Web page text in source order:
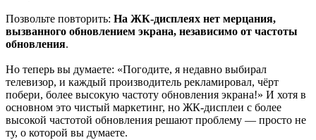
Позвольте повторить: На ЖК-дисплеях нет мерцания,
вызванного обновлением экрана, независимо от частоты
обновления.
Но теперь вы думаете: «Погодите, я недавно выбирал
телевизор, и каждый производитель рекламировал, чёрт
побери, более высокую частоту обновления экрана!» И хотя в
основном это чистый маркетинг, но ЖК-дисплеи с более
высокой частотой обновления решают проблему — просто не
ту, о которой вы думаете.